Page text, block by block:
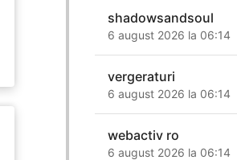
shadowsandsoul
6 august 2026 la 06:14
vergeraturi
6 august 2026 la 06:14
webactiv ro
6 august 2026 la 06:14